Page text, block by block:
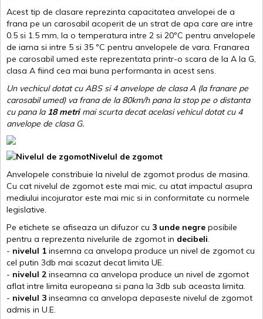
Acest tip de clasare reprezinta capacitatea anvelopei de a
frana pe un carosabil acoperit de un strat de apa care are intre
0.5 si 1.5 mm, la o temperatura intre 2 si 20ºC pentru anvelopele
de iarna si intre 5 si 35 ºC pentru anvelopele de vara. Franarea
pe carosabil umed este reprezentata printr-o scara de la A la G,
clasa A fiind cea mai buna performanta in acest sens.
Un vechicul dotat cu ABS si 4 anvelope de clasa A (la franare pe
carosabil umed) va frana de la 80km/h pana la stop pe o distanta
cu pana la 18 metrimai scurta decat acelasi vehicul dotat cu 4
anvelope de clasa G.
Nivelul de zgomot
Anvelopele constribuie la nivelul de zgomot produs de masina.
Cu cat nivelul de zgomot este mai mic, cu atat impactul asupra
mediului incojurator este mai mic si in conformitate cu normele
legislative.
Pe etichete se afiseaza un difuzor cu 3 unde negre posibile
pentru a reprezenta nivelurile de zgomot in decibeli.
- nivelul 1 insemna ca anvelopa produce un nivel de zgomot cu
cel putin 3db mai scazut decat limita UE.
- nivelul 2 inseamna ca anvelopa produce un nivel de zgomot
aflat intre limita europeana si pana la 3db sub aceasta limita.
- nivelul 3 inseamna ca anvelopa depaseste nivelul de zgomot
admis in U.E.